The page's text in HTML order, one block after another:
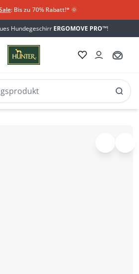
: Bis zu 70% Rabatt!* 🌞
Hundegeschirr ERGOMOVE PRO™!